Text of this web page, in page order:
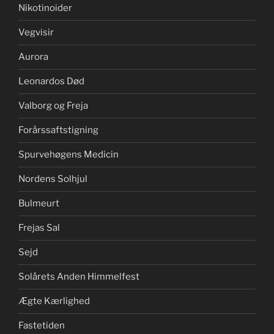
Nikotinoider
Vegvisir
Aurora
Leonardos Død
Valborg og Freja
Forårssaftstigning
Spurvehøgens Medicin
Nordens Solhjul
Bulmeurt
Frejas Sal
Sejd
Solårets Anden Himmelfest
Ægte Kærlighed
Fastetiden